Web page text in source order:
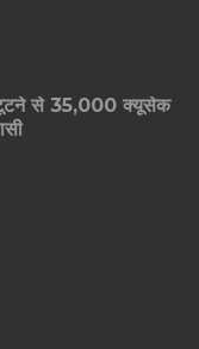
टूटने से 35,000 क्यूसेक